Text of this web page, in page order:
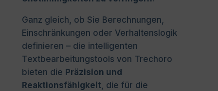
Ganz gleich, ob Sie Berechnungen,
Einschränkungen oder Verhaltenslogik
definieren – die intelligenten
Textbearbeitungstools von Trechoro
bieten die Präzision und
Reaktionsfähigkeit, die für die